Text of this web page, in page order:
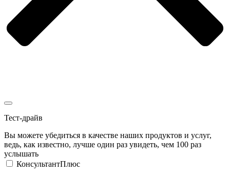
Тест-драйв
Вы можете убедиться в качестве наших продуктов и услуг,
ведь, как известно, лучше один раз увидеть, чем 100 раз
услышать
КонсультантПлюс